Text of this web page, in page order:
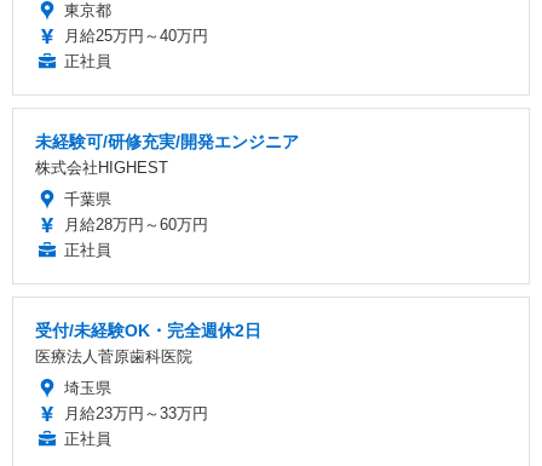
東京都
月給25万円～40万円
正社員
未経験可/研修充実/開発エンジニア
株式会社HIGHEST
千葉県
月給28万円～60万円
正社員
受付/未経験OK・完全週休2日
医療法人菅原歯科医院
埼玉県
月給23万円～33万円
正社員